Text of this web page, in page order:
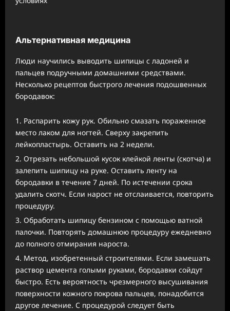
Альтернативная медицина
Люди научились выводить шипицы с ладоней и
пальцев подручными домашними средствами.
Несколько рецептов быстрого лечения подошвенных
бородавок:
Распарить кожу рук. Обильно смазать пораженное
место лаком для ногтей. Сверху закрепить
лейкопластырь. Оставить на 2 недели.
Отрезать небольшой кусок клейкой ленты (скотча) и
залепить шипицу на руке. Оставить ленту на
бородавки в течение 7 дней. По истечении срока
удалить скотч. Если нарост не отслаивается, повторить
процедуру.
Обработать шипицу бензином с помощью ватной
палочки. Повторять домашнюю процедуру ежедневно
до полного отмирания нароста.
Метод, изобретенный строителями. Если замешать
раствор цемента голыми руками, бородавки сойдут
быстро. Есть вероятность чрезмерного высушивания
поверхности кожного покрова пальцев, понадобится
другое лечение. С процедурой следует быть